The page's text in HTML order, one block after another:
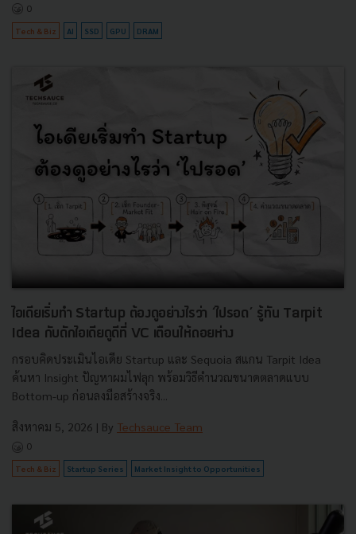
0
Tech & Biz AI SSD GPU DRAM
ไอเดียเริ่มทำ Startup ต้องดูอย่างไรว่า ‘ไปรอด’ รู้ทัน Tarpit
Idea กับดักไอเดียดูดีที่ VC เตือนให้ถอยห่าง
กรอบคิดประเมินไอเดีย Startup และ Sequoia สแกน Tarpit Idea
ค้นหา Insight ปัญหาผมไฟลุก พร้อมวิธีคำนวณขนาดตลาดแบบ
Bottom-up ก่อนลงมือสร้างจริง...
สิงหาคม 5, 2026 | By Techsauce Team
0
Tech & Biz Startup Series Market Insight to Opportunities